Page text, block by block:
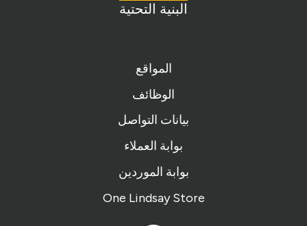
البنية التحتية
المواقع
الوظائف
بيانات التواصل
بوابة العملاء
بوابة الموردين
One Lindsay Store